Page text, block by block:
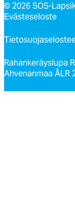
© 2026 SOS-
Evästeseloste
Rahankeräyslupa
Ahvenanmaa ÅLR